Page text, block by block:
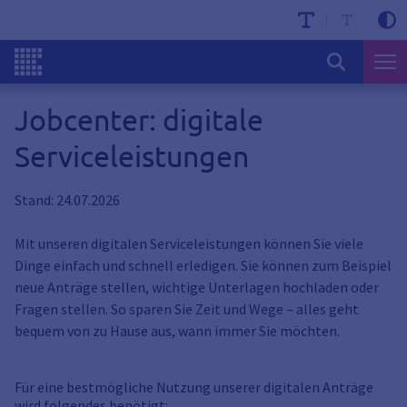
Jobcenter: digitale
Serviceleistungen
Stand: 24.07.2026
Mit unseren digitalen Serviceleistungen können Sie viele
Dinge einfach und schnell erledigen. Sie können zum Beispiel
neue Anträge stellen, wichtige Unterlagen hochladen oder
Fragen stellen. So sparen Sie Zeit und Wege – alles geht
bequem von zu Hause aus, wann immer Sie möchten.
Für eine bestmögliche Nutzung unserer digitalen Anträge